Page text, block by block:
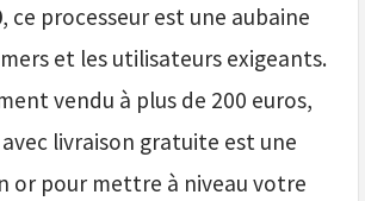
, ce processeur est une aubaine
et les utilisateurs exigeants.
vendu à plus de 200 euros,
livraison gratuite est une
or pour mettre à niveau votre